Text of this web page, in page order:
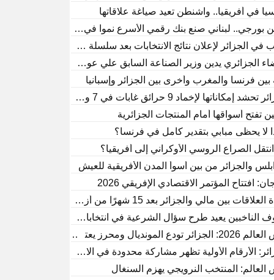
في أفريقيا.. واشنطن تعيد صياغة علاقاتها
بورجي.. لبناني صنع بنك رقمي الأسرع نموا في غرب أفريقيا
في الجزائر لإعلان نتائج الانتخابات بعد سلسلة اعتقالات
الجزائري يدين وزير الصناعة السابق علي عون في قضية فساد
فرنسا والمغرب وأخرى بين الجزائر وإسبانيا
تحشد إمكاناتها لإخماد 9 حرائق غابات في 7 ولايات
تفتح أسواقها أمام المنتجات الجزائرية
لا يحظى مبابي بتقدير كامل في فرنسا؟
الصراع الروسي الأوكراني إلى أفريقيا؟
والجزائر من بين أسوأ المدن الأفريقية للعيش
افتتاح المؤتمر الاقتصادي الإفريقي 2026
بين مالي والجزائر بعد 15 شهرًا من أزمة مسيّرة الاستطلاع
الناخبين يعيد طرح سؤال الشرعية في انتخابات الجزائر
تودع المونديال ومحرز يعتزل اللعب
الأرقام الأولية تظهر مشاركة محدودة في الانتخابات التشريعية
المنتخب النرويجي يهزم السنغال